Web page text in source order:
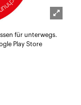
öffnen
für unterwegs.
Play Store